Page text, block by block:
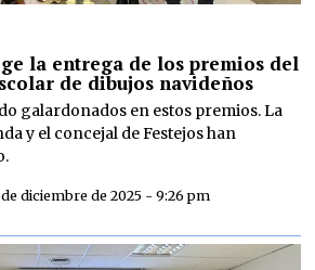
la entrega de los premios del
de dibujos navideños
galardonados en estos premios. La
y el concejal de Festejos han
de diciembre de 2025 - 9:26 pm